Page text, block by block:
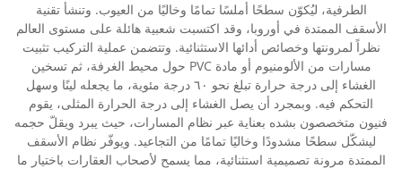
الطرفية، ليُكوّن سطحًا أملسًا تمامًا وخاليًا من العيوب. وتنشأ تقنية
الأسقف الممتدة في أوروبا، وقد اكتسبت شعبية هائلة على مستوى العالم
نظراً لمرونتها وخصائص أدائها الاستثنائية. وتتضمن عملية التركيب تثبيت
مسارات من الألومنيوم أو مادة PVC حول محيط الغرفة، ثم تسخين
الغشاء إلى درجة حرارة تبلغ نحو ٦٠ درجة مئوية، ما يجعله لينًا وسهل
التحكم فيه. وبمجرد أن يصل الغشاء إلى درجة الحرارة المثلى، يقوم
فنيون متخصصون بشده بعناية عبر نظام المسارات، حيث يبرد ويقلّ حجمه
ليشكّل سطحًا مشدودًا وخاليًا تمامًا من التجاعيد. ويوفّر نظام الأسقف
الممتدة مرونة تصميمية استثنائية، مما يسمح لأصحاب العقارات باختيار ما